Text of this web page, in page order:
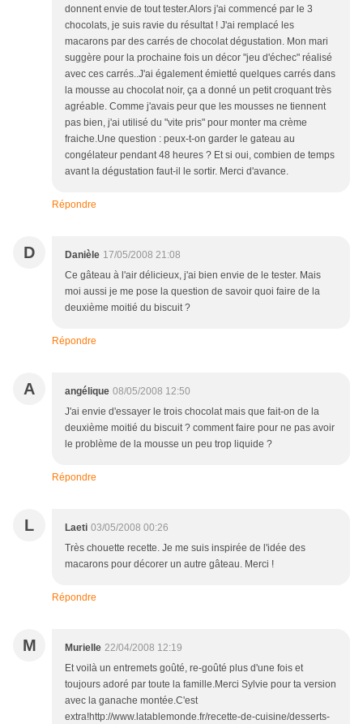
donnent envie de tout tester.Alors j'ai commencé par le 3
chocolats, je suis ravie du résultat ! J'ai remplacé les
macarons par des carrés de chocolat dégustation. Mon mari
suggère pour la prochaine fois un décor "jeu d'échec" réalisé
avec ces carrés..J'ai également émietté quelques carrés dans
la mousse au chocolat noir, ça a donné un petit croquant très
agréable. Comme j'avais peur que les mousses ne tiennent
pas bien, j'ai utilisé du "vite pris" pour monter ma crème
fraiche.Une question : peux-t-on garder le gateau au
congélateur pendant 48 heures ? Et si oui, combien de temps
avant la dégustation faut-il le sortir. Merci d'avance.
Répondre
D Danièle 17/05/2008 21:08
Ce gâteau à l'air délicieux, j'ai bien envie de le tester. Mais
moi aussi je me pose la question de savoir quoi faire de la
deuxième moitié du biscuit ?
Répondre
A angélique 08/05/2008 12:50
J'ai envie d'essayer le trois chocolat mais que fait-on de la
deuxième moitié du biscuit ? comment faire pour ne pas avoir
le problème de la mousse un peu trop liquide ?
Répondre
L Laeti 03/05/2008 00:26
Très chouette recette. Je me suis inspirée de l'idée des
macarons pour décorer un autre gâteau. Merci !
Répondre
M Murielle 22/04/2008 12:19
Et voilà un entremets goûté, re-goûté plus d'une fois et
toujours adoré par toute la famille.Merci Sylvie pour ta version
avec la ganache montée.C'est
extra!http://www.latablemonde.fr/recette-de-cuisine/desserts-